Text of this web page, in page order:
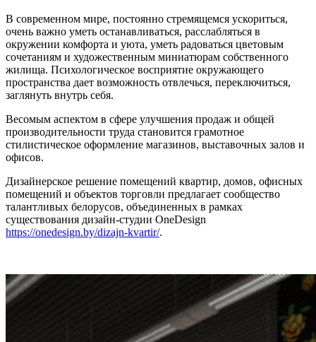
В современном мире, постоянно стремящемся ускориться,
очень важно уметь останавливаться, расслабляться в
окружении комфорта и уюта, уметь радоваться цветовым
сочетаниям и художественным миниатюрам собственного
жилища. Психологическое восприятие окружающего
пространства дает возможность отвлечься, переключиться,
заглянуть внутрь себя.
Весомым аспектом в сфере улучшения продаж и общей
производительности труда становится грамотное
стилистическое оформление магазинов, выставочных залов и
офисов.
Дизайнерское решение помещений квартир, домов, офисных
помещений и объектов торговли предлагает сообщество
талантливых белорусов, объединенных в рамках
существования дизайн-студии OneDesign
https://onedesign.by/dizajn-kvartir/.